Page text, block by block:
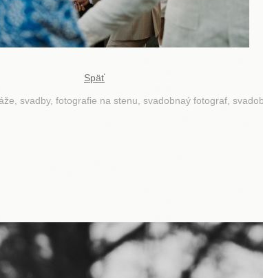
Späť
svadby, fotografie na stenu, svadobnaý fotograf,